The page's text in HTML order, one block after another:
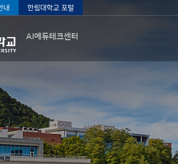
내 한림대학교 포털
AI에듀테크센터